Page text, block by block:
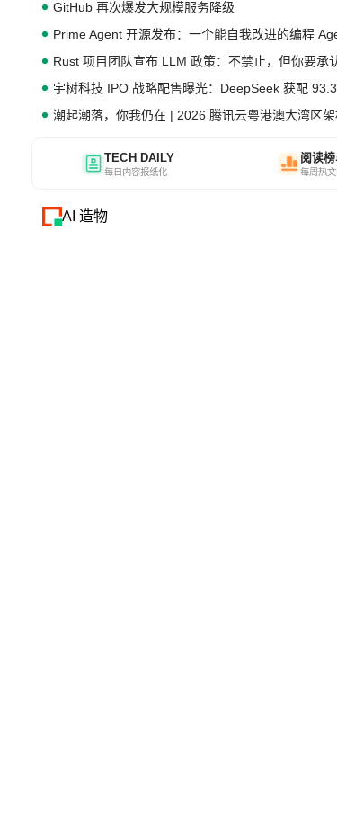
GitHub 再次爆发大规模服务降级
Prime Agent 开源发布：一个能自我改进的编程
Rust 项目团队宣布 LLM 政策：不禁止，但你要承
宇树科技 IPO 战略配售曝光：DeepSeek 获配
潮起潮落，你我仍在 | 2026 腾讯云粤港澳大湾区
TECH DAILY
每日内容报纸化
阅读
每周热
AI 造物